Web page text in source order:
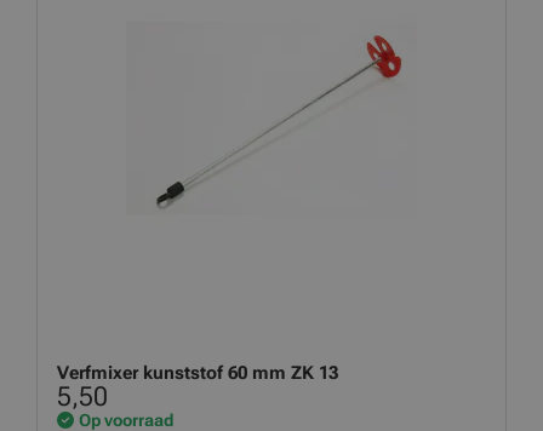
Verfmixer kunststof 60 mm ZK 13
5,50
Op voorraad